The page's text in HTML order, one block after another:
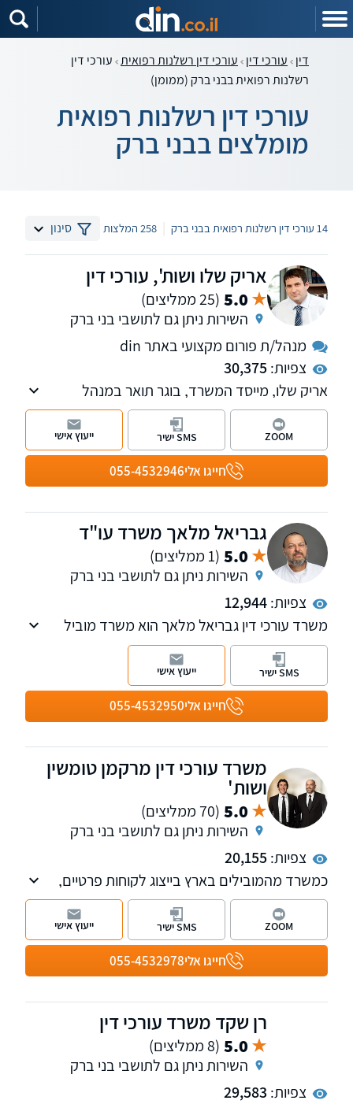
דין עורכי דין עורכי דין רשלנות רפואית עורכי דין
רשלנות רפואית בבני ברק (ממומן)
עורכי דין רשלנות רפואית
מומלצים בבני ברק
14 עורכי דין רשלנות רפואית בבני ברק 258 המלצות סינון
אריק שלו ושות', עורכי דין
5.0 (25 ממליצים)
השירות ניתן גם לתושבי בני ברק
מנהל/ת פורום מקצועי באתר din
צפיות:30,375
אריק שלו, מייסד המשרד, בוגר תואר במנהל
עסקים במימון בהצטיינות ותואר שני מאוניברסיטת
תל אביב, עוסק בנזיקין ודיני העבודה, טיפול
בתאונות עבודה, תאונות דרכים, רשלנות רפואית,
קצין תגמולים, ייצוג עובדים ומעסיקים בשלל
הערכאות הרלוונטיות בתביעות שכר וזכויות
חייגו אלי055-4532946
ZOOM SMS ישיר ייעוץ אישי
גבריאל מלאך משרד עו"ד
5.0 (1 ממליצים)
השירות ניתן גם לתושבי בני ברק
צפיות:12,944
משרד עורכי דין גבריאל מלאך הוא משרד מוביל
בעל ניסיון של למעלה מ-25 בתחום נזקי הגוף.
למשרד מספר שלוחות: ירושלים, רחובות, אשדוד,
בני ברק וביתר עלית.
חייגו אלי055-4532950
SMS ישיר ייעוץ אישי
משרד עורכי דין מרקמן טומשין
ושות'
5.0 (70 ממליצים)
השירות ניתן גם לתושבי בני ברק
צפיות:20,155
כמשרד מהמובילים בארץ בייצוג לקוחות פרטיים,
אנחנו מטפלים בתחומי נזקי הגוף, ביטוח לאומי,
פטור ממס, רשלנות רפואית, נכי צה"ל ותאונות
דרכים.
לרשותכם 11 סניפים של המשרד ברחבי הארץ:
בחיפה, ראש פינה, טבריה, עפולה, פתח תקווה, תל
חייגו אלי055-4532978
ZOOM SMS ישיר ייעוץ אישי
רן שקד משרד עורכי דין
5.0 (8 ממליצים)
השירות ניתן גם לתושבי בני ברק
צפיות: 29,583